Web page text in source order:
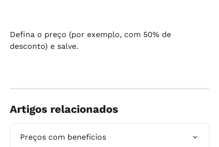
Defina o preço (por exemplo, com 50% de
desconto) e salve.
Artigos relacionados
Preços com benefícios